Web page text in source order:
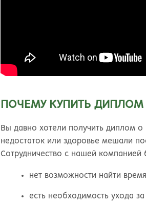
ПОЧЕМУ КУПИТЬ
Вы давно хотели получить диплом
недостаток или здоровье мешали
Сотрудничество с нашей компанией
нет возможности найти
есть необходимость ухода